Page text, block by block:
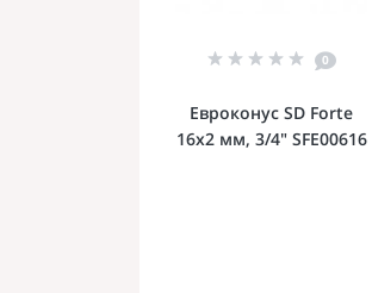
0
Евроконус SD Forte
16х2 мм, 3/4" SFE00616